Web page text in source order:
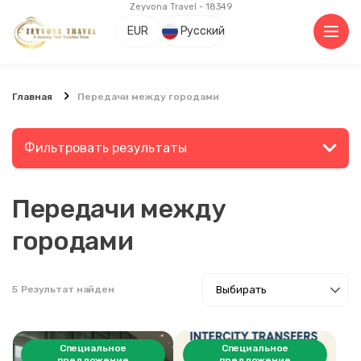
Zeyvona Travel - 18349
EUR Русский
Главная Передачи между городами
Фильтровать результаты
Найдите место или мероприятие
Передачи между
городами
5 Результат найден
Специальное
Специальное